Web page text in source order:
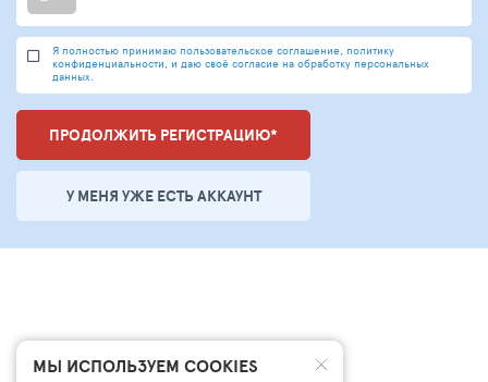
Я полностью принимаю пользовательское соглашение, политику
конфиденциальности, и даю своё согласие на обработку персональных
данных.
ПРОДОЛЖИТЬ РЕГИСТРАЦИЮ*
У МЕНЯ УЖЕ ЕСТЬ АККАУНТ
МЫ ИСПОЛЬЗУЕМ COOKIES